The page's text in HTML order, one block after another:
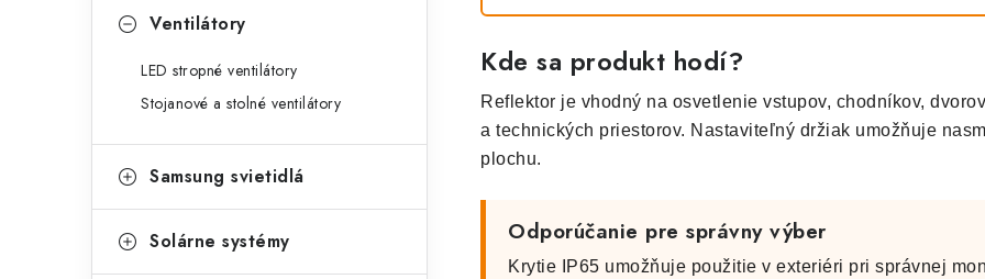
Ventilátory
LED stropné ventilátory
Stojanové a stolné ventilátory
Samsung svietidlá
Solárne systémy
Kde sa produkt hodí?
Reflektor je vhodný na osvetlenie vstupov, chodníkov,
a technických priestorov. Nastaviteľný držiak umožňuje
plochu.
Odporúčanie pre správny výber
Krytie IP65 umožňuje použitie v exteriéri pri správnej